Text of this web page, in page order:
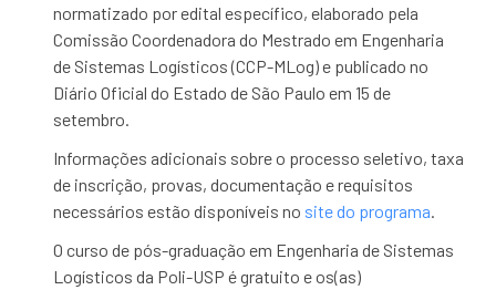
normatizado por edital específico, elaborado pela
Comissão Coordenadora do Mestrado em Engenharia
de Sistemas Logísticos (CCP-MLog) e publicado no
Diário Oficial do Estado de São Paulo em 15 de
setembro.
Informações adicionais sobre o processo seletivo, taxa
de inscrição, provas, documentação e requisitos
necessários estão disponíveis no site do programa.
O curso de pós-graduação em Engenharia de Sistemas
Logísticos da Poli-USP é gratuito e os(as)